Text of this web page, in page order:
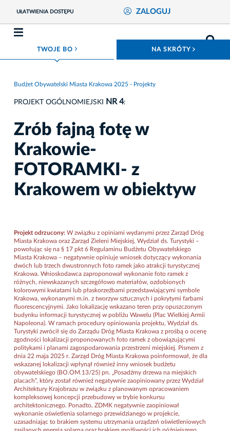
UŁATWIENIA DOSTĘPU ZALOGUJ
TWOJE BO ROZWIŃ MENU NA SKRÓTY
Budżet Obywatelski Miasta Krakowa 2025 - Projekty
PROJEKT OGÓLNOMIEJSKI NR 4:
Zrób fajną fotę w
Krakowie-
FOTORAMKI- z
Krakowem w obiektyw
Projekt odrzucony: W związku z opiniami wydanymi przez Zarząd Dróg
Miasta Krakowa oraz Zarząd Zieleni Miejskiej, Wydział ds. Turystyki –
powołując się na § 17 pkt 6 Regulaminu Budżetu Obywatelskiego
Miasta Krakowa – negatywnie opiniuje wniosek dotyczący wykonania
dwóch lub trzech dwustronnych foto ramek jako atrakcji turystycznej
Krakowa. Wnioskodawca zaproponował wykonanie foto ramek z
różnych, niewskazanych szczegółowo materiałów, ozdobionych
kolorowymi kwiatami lub płaskorzeźbami przedstawiającymi symbole
Krakowa, wykonanymi m.in. z tworzyw sztucznych i pokrytymi farbami
fluorescencyjnymi. Jako lokalizację wskazano teren przy opuszczonym
budynku informacji turystycznej w pobliżu Wawelu (Plac Wielkiej Armii
Napoleona). W ramach procedury opiniowania projektu, Wydział ds.
Turystyki zwrócił się do Zarządu Dróg Miasta Krakowa z prośbą o ocenę
zgodności lokalizacji proponowanych foto ramek z obowiązującymi
politykami i planami zagospodarowania przestrzeni miejskiej. Pismem z
dnia 22 maja 2025 r. Zarząd Dróg Miasta Krakowa poinformował, że dla
wskazanej lokalizacji wpłynął również inny wniosek budżetu
obywatelskiego (BO.OM.13/25) pn. „Posadźmy drzewa na miejskich
placach”, który został również negatywnie zaopiniowany przez Wydział
Architektury Krajobrazu w związku z planowanym opracowaniem
kompleksowej koncepcji przebudowy w trybie konkursu
architektonicznego. Ponadto, ZDMK negatywnie zaopiniował
wykonanie oświetlenia solarnego przewidzianego w projekcie,
uzasadniając to brakiem systemu utrzymania urządzeń oświetleniowych